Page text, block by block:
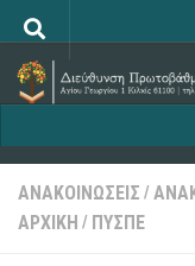
Skip to content
ΑΝΑΚΟΙΝΩΣΕΙΣ /
ΑΡΧΙΚΗ / ΠΥΣΠΕ